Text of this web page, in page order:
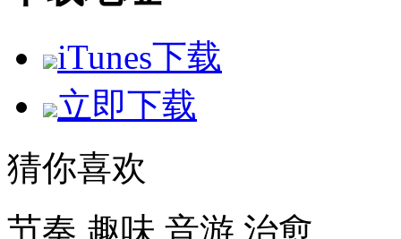
iTunes下载
立即下载
猜你喜欢
节奏 趣味 音游 治愈